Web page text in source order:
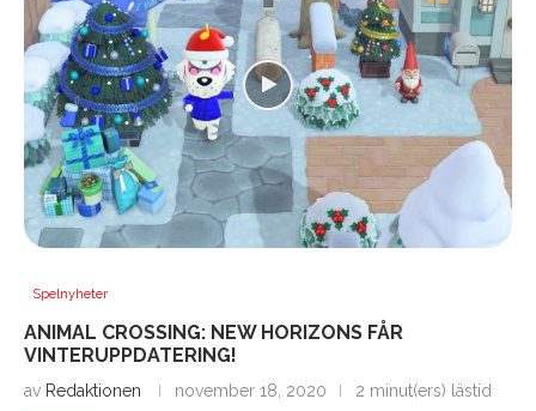
Spelnyheter
ANIMAL CROSSING: NEW HORIZONS FÅR
VINTERUPPDATERING!
av Redaktionen november 18, 2020 2 minut(ers) lästid